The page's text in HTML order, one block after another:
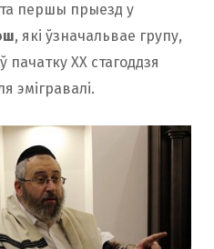
першы прыезд у
, які ўзначальвае групу,
XX стагоддзя
эмігравалі.